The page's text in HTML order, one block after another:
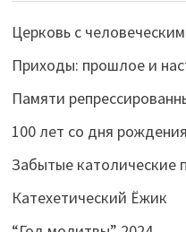
Церковь с
Приходы: прошлое и
Памяти
100 лет со дня
Забытые католические
Катехетический Ёжик